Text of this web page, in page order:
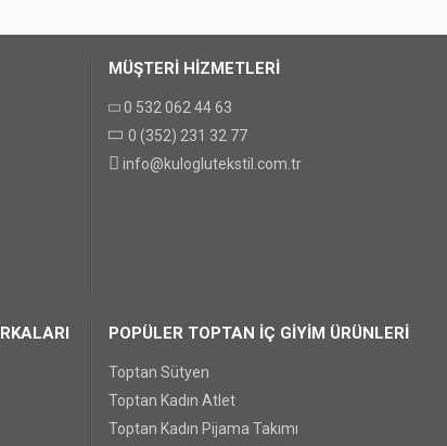
GÖNDER
MÜŞTERİ HİZMETLERİ
0 532 062 44 63
0 (352) 231 32 77
info@kuloglutekstil.com.tr
POPÜLER TOPTAN İÇ GİYİM ÜRÜNLERİ
Toptan Sütyen
Toptan Kadın Atlet
Toptan Kadın Pijama Takımı